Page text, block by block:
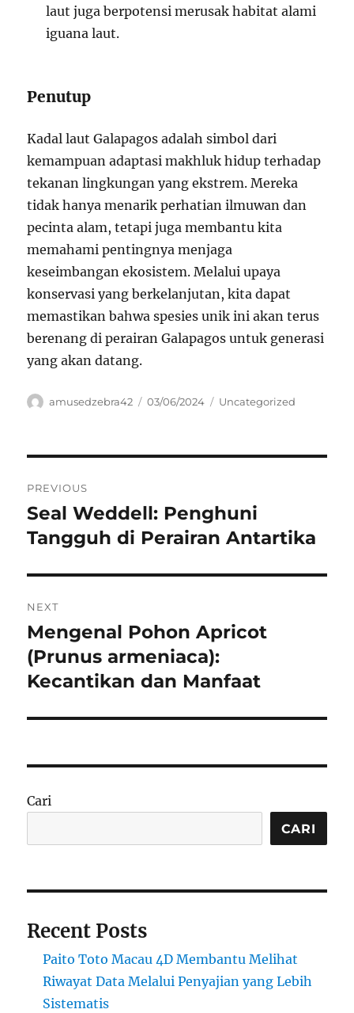
laut juga berpotensi merusak habitat alami
iguana laut.
Penutup
Kadal laut Galapagos adalah simbol dari
kemampuan adaptasi makhluk hidup terhadap
tekanan lingkungan yang ekstrem. Mereka
tidak hanya menarik perhatian ilmuwan dan
pecinta alam, tetapi juga membantu kita
memahami pentingnya menjaga
keseimbangan ekosistem. Melalui upaya
konservasi yang berkelanjutan, kita dapat
memastikan bahwa spesies unik ini akan terus
berenang di perairan Galapagos untuk generasi
yang akan datang.
Author
amusedzebra42
Posted
03/06/2024 Categories
Uncategorized
pos
PREVIOUS
Previous
post:
Seal Weddell: Penghuni
Tangguh di Perairan Antartika
NEXT
Next
post:
Mengenal Pohon Apricot
(Prunus armeniaca):
Kecantikan dan Manfaat
Cari
CARI
Recent Posts
Paito Toto Macau 4D Membantu Melihat
Riwayat Data Melalui Penyajian yang Lebih
Sistematis